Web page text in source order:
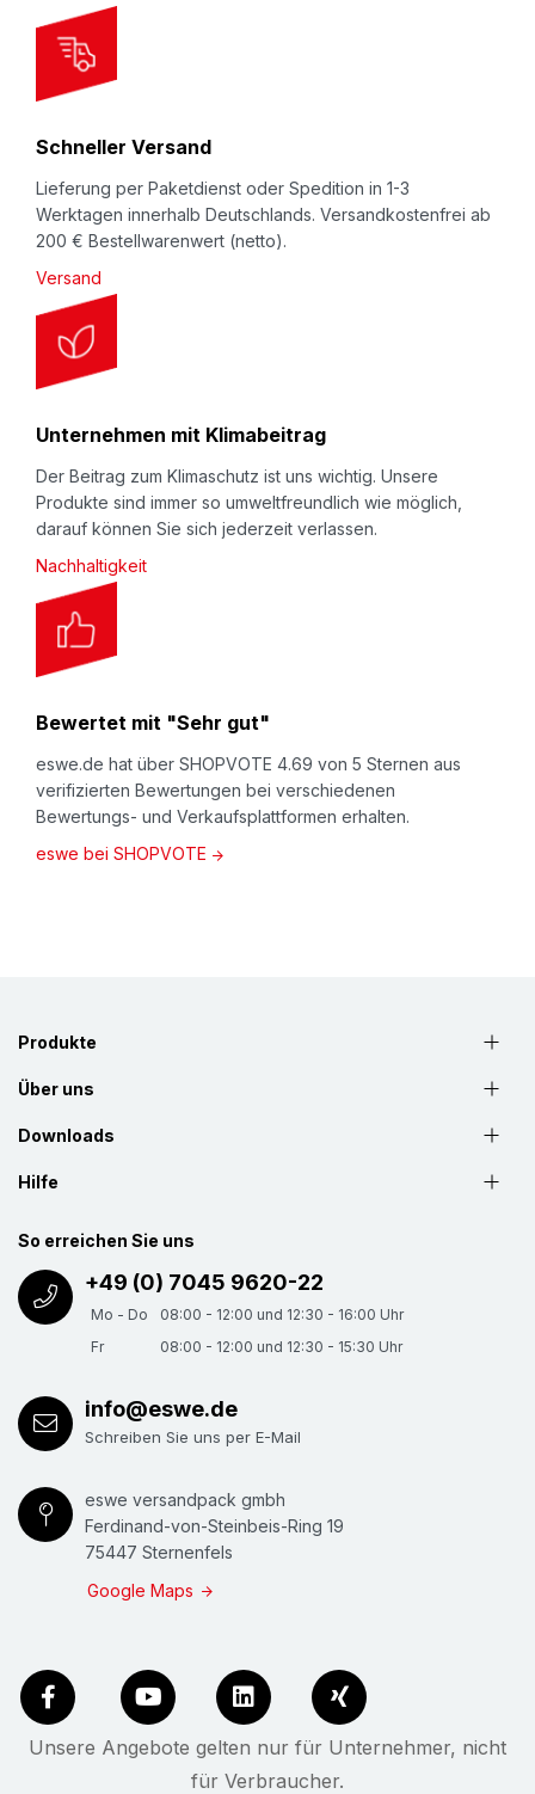
Beachten Sie auch unseren Video-Kanal
YouTube
von i.d.R. runden bzw. zylindrischen, hochwertigen,
kratz- oder bruchempfindlichen Teilen beim Lagern
oder Transport (innerbetrieblich oder beim
Versand). Meterware zum Selbstablängen -
Kostengünstig und Wiederverwendbar.
t
e
r
Schneller Versand
Lieferung per Paketdienst oder Spedition in 1-3
Werktagen innerhalb Deutschlands. Versandkostenfrei ab
200 € Bestellwarenwert (netto).
Versand
Unternehmen mit Klimabeitrag
Der Beitrag zum Klimaschutz ist uns wichtig. Unsere
Produkte sind immer so umweltfreundlich wie möglich,
darauf können Sie sich jederzeit verlassen.
Nachhaltigkeit
Bewertet mit "Sehr gut"
eswe.de hat über SHOPVOTE 4.69 von 5 Sternen aus
verifizierten Bewertungen bei verschiedenen
Bewertungs- und Verkaufsplattformen erhalten.
eswe bei SHOPVOTE
Produkte
Über uns
Downloads
Hilfe
So erreichen Sie uns
+49 (0) 7045 9620-22
Mo - Do
08:00 - 12:00 und 12:30 - 16:00 Uhr
Fr
08:00 - 12:00 und 12:30 - 15:30 Uhr
info@eswe.de
Schreiben Sie uns per E-Mail
eswe versandpack gmbh
Ferdinand-von-Steinbeis-Ring 19
75447 Sternenfels
Google Maps
Unsere Angebote gelten nur für Unternehmer, nicht
für Verbraucher.